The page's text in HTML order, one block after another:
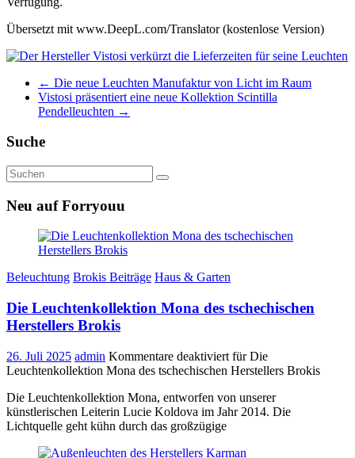
Übersetzt mit www.DeepL.com/Translator (kostenlose Version)
← Die neue Leuchten Manufaktur von Licht im Raum
Vistosi präsentiert eine neue Kollektion Scintilla
Pendelleuchten →
Suche
Neu auf Forryouu
Beleuchtung Brokis Beiträge Haus & Garten
Die Leuchtenkollektion Mona des tschechischen
Herstellers Brokis
26. Juli 2025 admin Kommentare deaktiviert für Die
Leuchtenkollektion Mona des tschechischen Herstellers Brokis
Die Leuchtenkollektion Mona, entworfen von unserer
künstlerischen Leiterin Lucie Koldova im Jahr 2014. Die
Lichtquelle geht kühn durch das großzügige